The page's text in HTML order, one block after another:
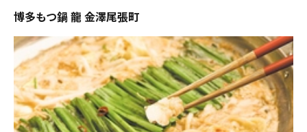
博多もつ鍋 龍 金澤尾張町